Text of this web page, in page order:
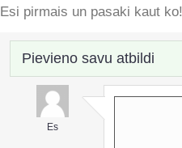
Esi pirmais un pasaki kaut ko!
Pievieno savu atbildi
Es